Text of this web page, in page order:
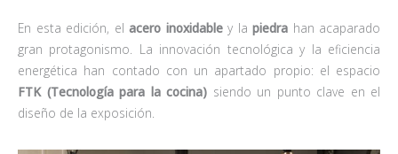
En esta edición, el acero inoxidabley la piedra han acaparado
gran protagonismo. La innovación tecnológica y la eficiencia
energética han contado con un apartado propio: el espacio
FTK (Tecnología para la cocina) siendo un punto clave en el
diseño de la exposición.